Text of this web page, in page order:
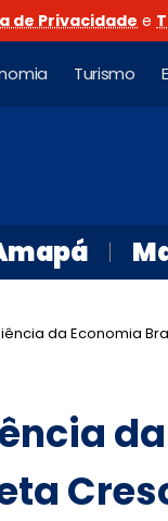
de Privacidade e
Turismo
da Economia